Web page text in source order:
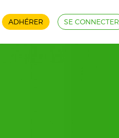
ADHÉRER SE CONNECTER